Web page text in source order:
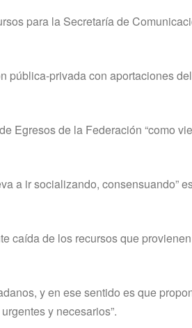
para la Secretaría de
pública-privada con aportaciones
Egresos de la Federación “como
a ir socializando, consensuando”
caída de los recursos que
y en ese sentido es que
y necesarios”.